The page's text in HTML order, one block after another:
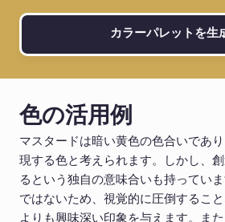
カラーパレットを生
色の活用例
マスタードは暗い黄色の色合いであ
現する色と考えられます。しかし、
るという独自の意味合いも持ってい
ではないため、視覚的に圧倒するこ